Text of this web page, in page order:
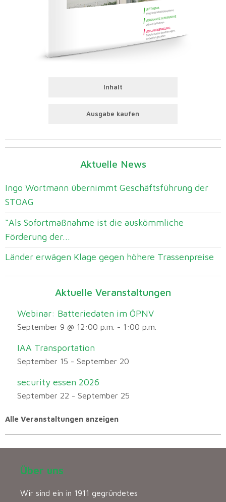
Inhalt
Ausgabe kaufen
Aktuelle News
Ingo Wortmann übernimmt Geschäftsführung der
STOAG
“Als Sofortmaßnahme ist die auskömmliche
Förderung der...
Länder erwägen Klage gegen höhere Trassenpreise
Aktuelle Veranstaltungen
Webinar: Batteriedaten im ÖPNV
September 9 @ 12:00 p.m. - 1:00 p.m.
IAA Transportation
September 15 - September 20
security essen 2026
September 22 - September 25
Alle Veranstaltungen anzeigen
Über uns
Wir sind ein in 1911 gegründetes